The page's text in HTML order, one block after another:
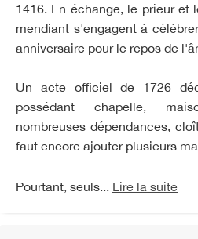
1416. En échange, le prieur et
mendiant s'engagent à
anniversaire pour le repos de
Un acte officiel de 1726
possédant chapelle,
nombreuses dépendances,
faut encore ajouter plusieurs
Pourtant, seuls... Lire la suite